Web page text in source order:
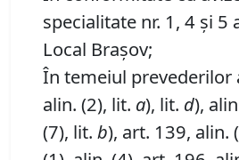
specialitate nr. 1, 4 și 5
Local Brașov;
În temeiul prevederilor
alin. (2), lit. a), lit. d),
(7), lit. b), art. 139, alin.